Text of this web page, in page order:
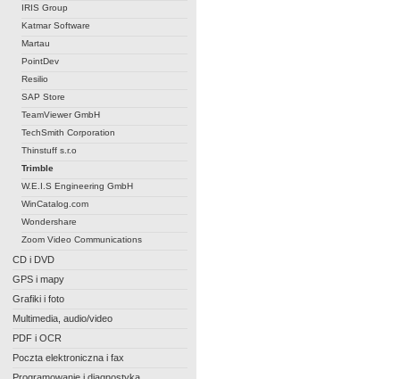
IRIS Group
Katmar Software
Martau
PointDev
Resilio
SAP Store
TeamViewer GmbH
TechSmith Corporation
Thinstuff s.r.o
Trimble
W.E.I.S Engineering GmbH
WinCatalog.com
Wondershare
Zoom Video Communications
CD i DVD
GPS i mapy
Grafiki i foto
Multimedia, audio/video
PDF i OCR
Poczta elektroniczna i fax